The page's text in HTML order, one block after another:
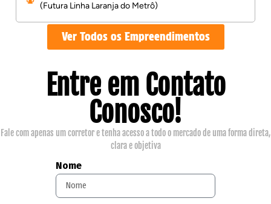
(Futura Linha Laranja do Metrô)
Ver Todos os Empreendimentos
Entre em Contato
Conosco!
Fale com apenas um corretor e tenha acesso a todo o mercado de uma forma direta,
clara e objetiva
Nome